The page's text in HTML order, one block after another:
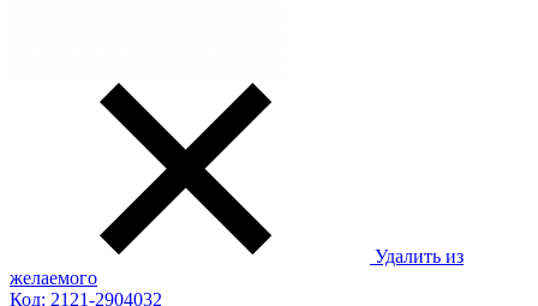
Удалить из
желаемого
Код: 2121-2904032